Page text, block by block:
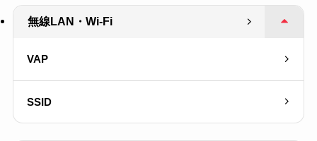
無線LAN・Wi-Fi
VAP
SSID